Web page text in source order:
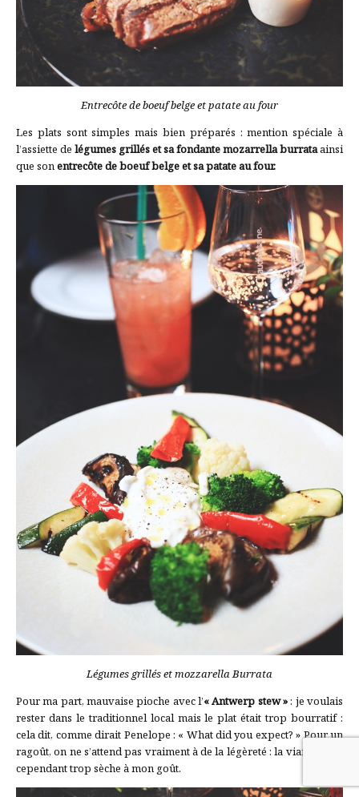
Entrecôte de boeuf belge et patate au four
Les plats sont simples mais bien préparés : mention spéciale à
l’assiette de légumes grillés et sa fondante mozarrella burrataainsi
que sonentrecôte de boeuf belge et sa patate au four.
Légumes grillés et mozzarella Burrata
Pour ma part, mauvaise pioche avec l’« Antwerp stew »: je voulais
rester dans le traditionnel local mais le plat était trop bourratif :
cela dit, comme dirait Penelope : « What did you expect? » Pour un
ragoût, on ne s’attend pas vraiment à de la légèreté : la viande était
cependant trop sèche à mon goût.